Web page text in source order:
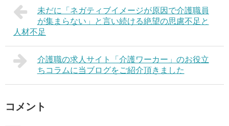
未だに「ネガティブイメージが原因で介護職員
が集まらない」と言い続ける絶望の思慮不足と
人材不足
介護職の求人サイト「介護ワーカー」のお役立
ちコラムに当ブログをご紹介頂きました
コメント